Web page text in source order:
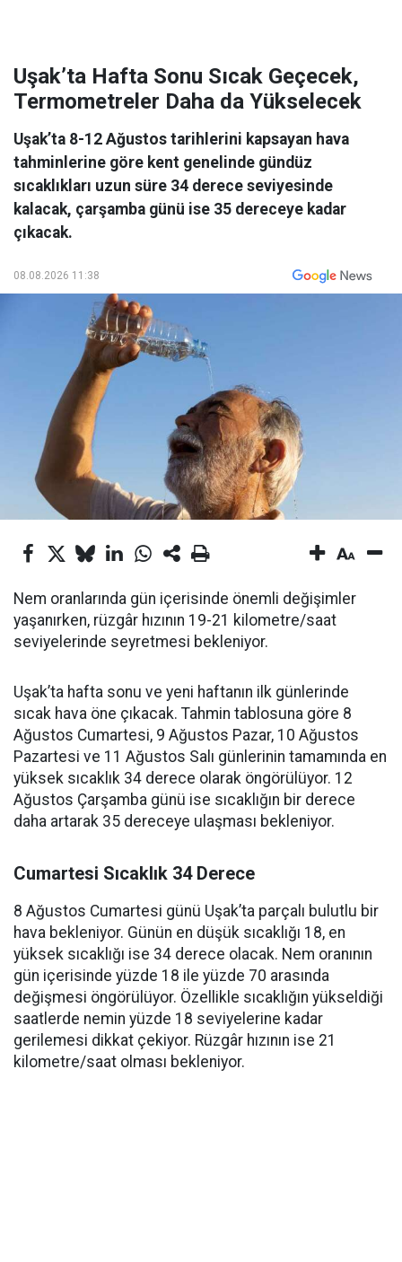
Uşak’ta Hafta Sonu Sıcak Geçecek,
Termometreler Daha da Yükselecek
Uşak’ta 8-12 Ağustos tarihlerini kapsayan hava
tahminlerine göre kent genelinde gündüz
sıcaklıkları uzun süre 34 derece seviyesinde
kalacak, çarşamba günü ise 35 dereceye kadar
çıkacak.
08.08.2026 11:38
Nem oranlarında gün içerisinde önemli değişimler
yaşanırken, rüzgâr hızının 19-21 kilometre/saat
seviyelerinde seyretmesi bekleniyor.
Uşak’ta hafta sonu ve yeni haftanın ilk günlerinde
sıcak hava öne çıkacak. Tahmin tablosuna göre 8
Ağustos Cumartesi, 9 Ağustos Pazar, 10 Ağustos
Pazartesi ve 11 Ağustos Salı günlerinin tamamında en
yüksek sıcaklık 34 derece olarak öngörülüyor. 12
Ağustos Çarşamba günü ise sıcaklığın bir derece
daha artarak 35 dereceye ulaşması bekleniyor.
Cumartesi Sıcaklık 34 Derece
8 Ağustos Cumartesi günü Uşak’ta parçalı bulutlu bir
hava bekleniyor. Günün en düşük sıcaklığı 18, en
yüksek sıcaklığı ise 34 derece olacak. Nem oranının
gün içerisinde yüzde 18 ile yüzde 70 arasında
değişmesi öngörülüyor. Özellikle sıcaklığın yükseldiği
saatlerde nemin yüzde 18 seviyelerine kadar
gerilemesi dikkat çekiyor. Rüzgâr hızının ise 21
kilometre/saat olması bekleniyor.